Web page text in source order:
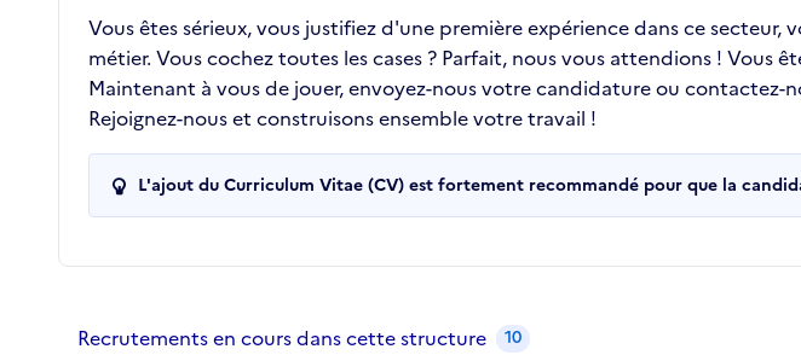
Vous êtes sérieux, vous justifiez d'une première expérience dans ce
métier. Vous cochez toutes les cases ? Parfait, nous vous attendions ! Vous
Maintenant à vous de jouer, envoyez-nous votre candidature ou contactez-
Rejoignez-nous et construisons ensemble votre travail !
L'ajout du Curriculum Vitae (CV) est fortement recommandé pour que la
Recrutements de la structure
Recrutements en cours dans cette structure 10